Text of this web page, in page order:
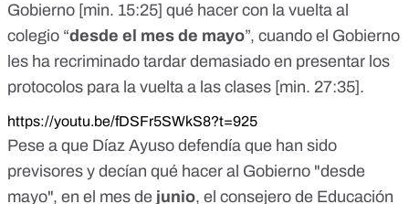
Gobierno [min. 15:25] qué hacer con la vuelta al
colegio “desde el mes de mayo”, cuando el Gobierno
les ha recriminado tardar demasiado en presentar los
protocolos para la vuelta a las clases [min. 27:35].
https://youtu.be/fDSFr5SWkS8?t=925
Pese a que Díaz Ayuso defendía que han sido
previsores y decían qué hacer al Gobierno "desde
mayo", en el mes de junio, el consejero de Educación